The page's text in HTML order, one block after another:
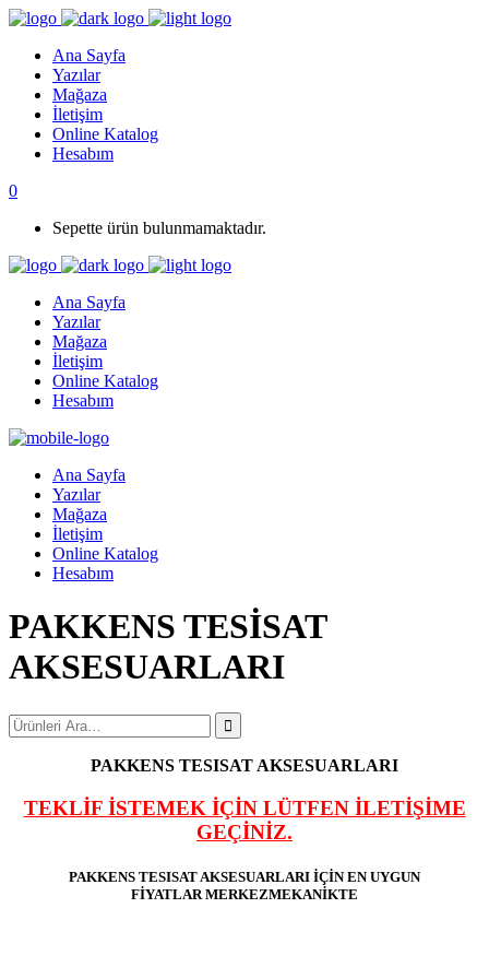
Ana Sayfa
Yazılar
Mağaza
İletişim
Online Katalog
Hesabım
0
Sepette ürün bulunmamaktadır.
Ana Sayfa
Yazılar
Mağaza
İletişim
Online Katalog
Hesabım
Ana Sayfa
Yazılar
Mağaza
İletişim
Online Katalog
Hesabım
PAKKENS TESİSAT
AKSESUARLARI
PAKKENS TESISAT AKSESUARLARI
TEKLİF İSTEMEK İÇİN LÜTFEN İLETİŞİME
GEÇİNİZ.
PAKKENS TESISAT AKSESUARLARI İÇİN EN UYGUN
FİYATLAR MERKEZMEKANİKTE